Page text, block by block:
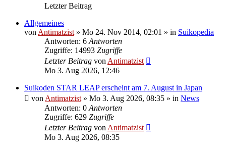
Letzter Beitrag
Allgemeines
von Antimatzist » Mo 24. Nov 2014, 02:01 » in Suikopedia
Antworten: 6 Antworten
Zugriffe: 14993 Zugriffe
Letzter Beitrag von Antimatzist
Mo 3. Aug 2026, 12:46
Suikoden STAR LEAP erscheint am 7. August in Japan
von Antimatzist » Mo 3. Aug 2026, 08:35 » in News
Antworten: 0 Antworten
Zugriffe: 629 Zugriffe
Letzter Beitrag von Antimatzist
Mo 3. Aug 2026, 08:35